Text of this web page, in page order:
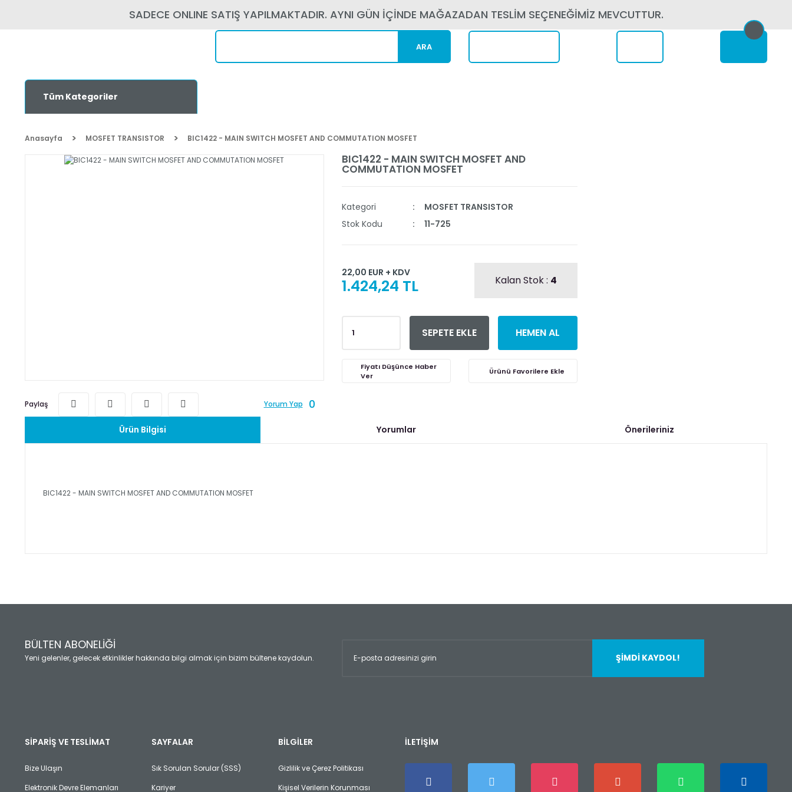
SADECE ONLINE SATIŞ YAPILMAKTADIR. AYNI GÜN İÇİNDE MAĞAZADAN TESLİM SEÇENEĞİMİZ MEVCUTTUR.
ARA
Tüm Kategoriler
Anasayfa MOSFET TRANSISTOR BIC1422 - MAIN SWITCH MOSFET AND COMMUTATION MOSFET
Paylaş Yorum Yap 0
BIC1422 - MAIN SWITCH MOSFET AND
COMMUTATION MOSFET
Kategori
MOSFET TRANSISTOR
Stok Kodu
11-725
22,00 EUR + KDV
1.424,24 TL Kalan Stok : 4
SEPETE EKLE HEMEN AL
Fiyatı Düşünce Haber
Ver
Ürün Bilgisi Yorumlar Önerileriniz
BIC1422 - MAIN SWITCH MOSFET AND COMMUTATION MOSFET
Yorum Yaz
Ürün açıklamasında eksik bilgiler bulunuyor.
Ürün fiyatı diğer sitelerden daha pahalı.
Bu ürüne benzer farklı alternatifler olmalı.
BÜLTEN ABONELİĞİ
Yeni gelenler, gelecek etkinlikler hakkında bilgi almak için bizim bültene kaydolun. ŞİMDİ KAYDOL!
SİPARİŞ VE TESLİMAT
Bize Ulaşın
Elektronik Devre Elemanları
SAYFALAR
Sık Sorulan Sorular (SSS)
Kariyer
BİLGİLER
Gizlilik ve Çerez Politikası
Kişisel Verilerin Korunması
İLETİŞİM